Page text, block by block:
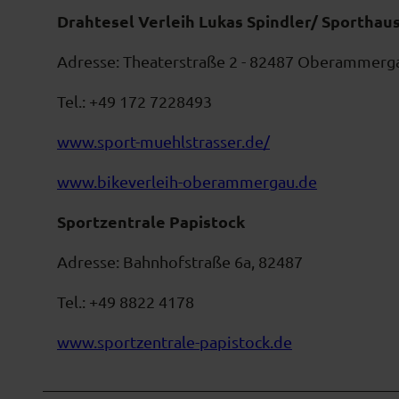
a
l
Drahtesel Verleih Lukas Spindler/
Adresse: Theaterstraße 2 - 82487
Tel.: +49 172 7228493
www.sport-muehlstrasser.de/
www.bikeverleih-oberammergau.de
Sportzentrale Papistock
Adresse: Bahnhofstraße 6a, 82487
Tel.: +49 8822 4178
www.sportzentrale-papistock.de